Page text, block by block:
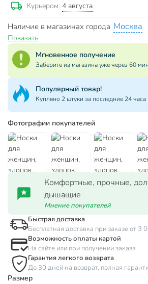
Курьером: 4 августа
Наличие в магазинах города Москва
Показать
Мгновенное получение
Заберите из магазина уже через 60
Популярный товар!
Куплено 2 штуки за последние 24 часа
Фотографии покупателей
Комфортные, прочные,
дышащие
Мнение покупателей
Быстрая доставка
Бесплатная доставка при заказе от 3
Возможность оплаты картой
На сайте или при получении заказа
Гарантия легкого возврата
До 30 дней на возврат, полная
Размер